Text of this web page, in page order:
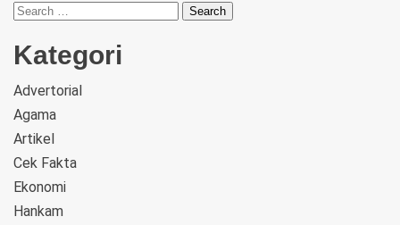
Telegram
Kategori
Advertorial
Agama
Artikel
Cek Fakta
Ekonomi
Hankam